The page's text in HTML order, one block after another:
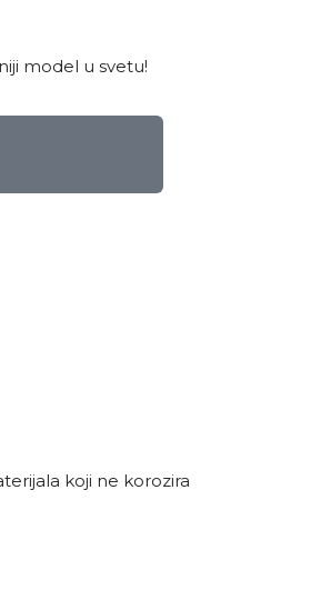
model u svetu!
koji ne korozira